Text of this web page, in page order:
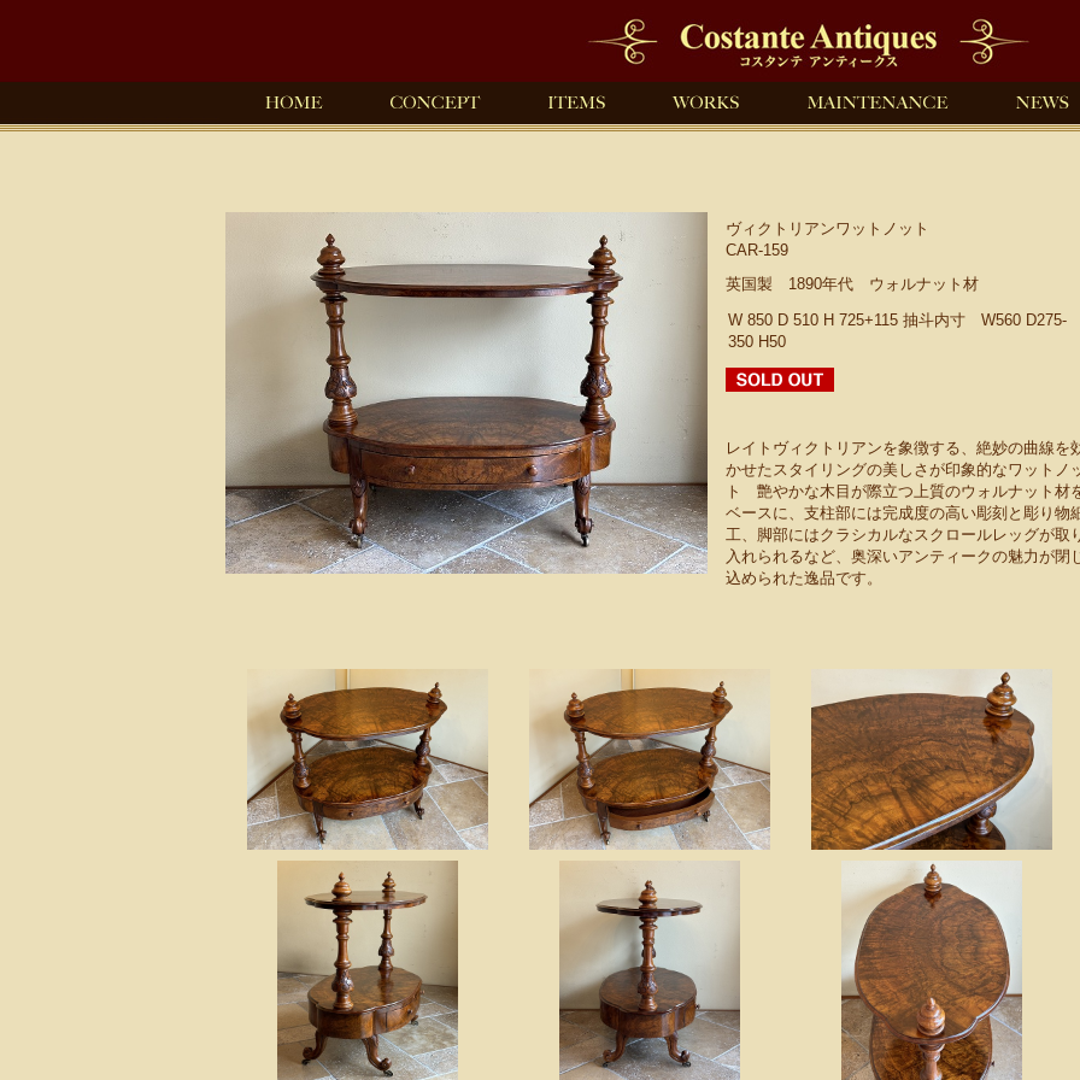
ヴィクトリアンワットノット
CAR-159
英国製 1890年代 ウォルナット材
W 850 D 510 H 725+115 抽斗内寸 W560 D275-
350 H50
レイトヴィクトリアンを象徴する、絶妙の曲線を
かせたスタイリングの美しさが印象的なワットノ
ト 艶やかな木目が際立つ上質のウォルナット材
ベースに、支柱部には完成度の高い彫刻と彫り物
工、脚部にはクラシカルなスクロールレッグが取
入れられるなど、奥深いアンティークの魅力が閉
込められた逸品です。